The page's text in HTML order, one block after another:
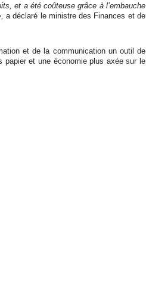
et a été coûteuse grâce à l’embauche
a déclaré le ministre des Finances et de
et de la communication un outil de
papier et une économie plus axée sur le